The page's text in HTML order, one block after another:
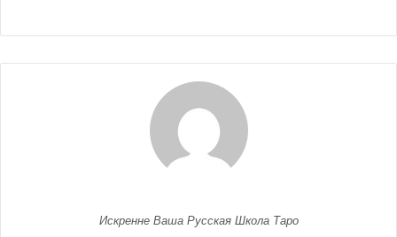
Искренне Ваша Русская Школа Таро